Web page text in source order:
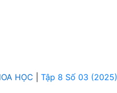
HỌC Tập 8 Số 03 (2025)